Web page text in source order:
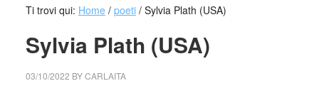
Ti trovi qui: Home / poeti /Sylvia Plath (USA)
Sylvia Plath (USA)
03/10/2022 BYCARLAITA